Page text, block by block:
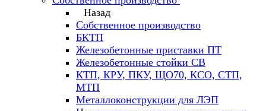
Назад
Собственное производство
БКТП
Железобетонные приставки ПТ
Железобетонные стойки СВ
КТП, КРУ, ПКУ, ЩО70, КСО, СТП,
МТП
Металлоконструкции для ЛЭП